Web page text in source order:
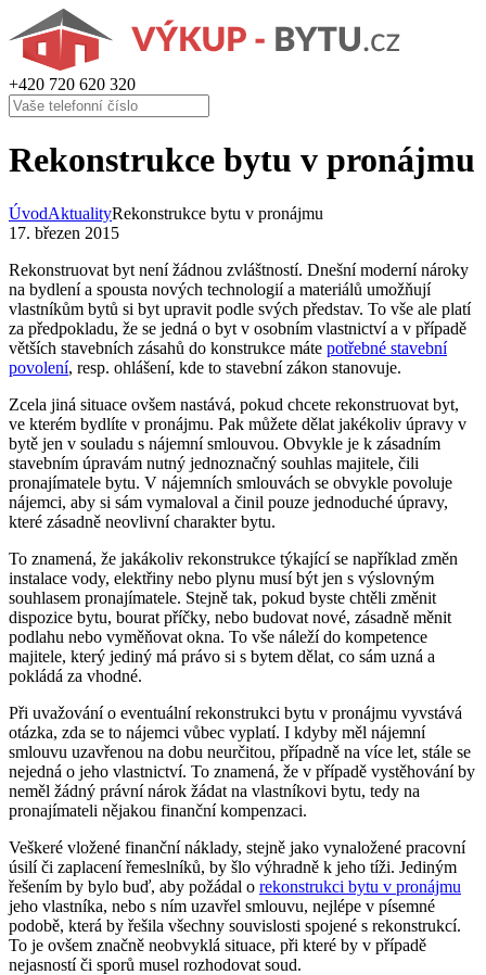
+420 720 620 320
Rekonstrukce bytu v pronájmu
ÚvodAktualityRekonstrukce bytu v pronájmu
17. březen 2015
Rekonstruovat byt není žádnou zvláštností. Dnešní moderní nároky
na bydlení a spousta nových technologií a materiálů umožňují
vlastníkům bytů si byt upravit podle svých představ. To vše ale platí
za předpokladu, že se jedná o byt v osobním vlastnictví a v případě
větších stavebních zásahů do konstrukce máte potřebné stavební
povolení, resp. ohlášení, kde to stavební zákon stanovuje.
Zcela jiná situace ovšem nastává, pokud chcete rekonstruovat byt,
ve kterém bydlíte v pronájmu. Pak můžete dělat jakékoliv úpravy v
bytě jen v souladu s nájemní smlouvou. Obvykle je k zásadním
stavebním úpravám nutný jednoznačný souhlas majitele, čili
pronajímatele bytu. V nájemních smlouvách se obvykle povoluje
nájemci, aby si sám vymaloval a činil pouze jednoduché úpravy,
které zásadně neovlivní charakter bytu.
To znamená, že jakákoliv rekonstrukce týkající se například změn
instalace vody, elektřiny nebo plynu musí být jen s výslovným
souhlasem pronajímatele. Stejně tak, pokud byste chtěli změnit
dispozice bytu, bourat příčky, nebo budovat nové, zásadně měnit
podlahu nebo vyměňovat okna. To vše náleží do kompetence
majitele, který jediný má právo si s bytem dělat, co sám uzná a
pokládá za vhodné.
Při uvažování o eventuální rekonstrukci bytu v pronájmu vyvstává
otázka, zda se to nájemci vůbec vyplatí. I kdyby měl nájemní
smlouvu uzavřenou na dobu neurčitou, případně na více let, stále se
nejedná o jeho vlastnictví. To znamená, že v případě vystěhování by
neměl žádný právní nárok žádat na vlastníkovi bytu, tedy na
pronajímateli nějakou finanční kompenzaci.
Veškeré vložené finanční náklady, stejně jako vynaložené pracovní
úsilí či zaplacení řemeslníků, by šlo výhradně k jeho tíži. Jediným
řešením by bylo buď, aby požádal o rekonstrukci bytu v pronájmu
jeho vlastníka, nebo s ním uzavřel smlouvu, nejlépe v písemné
podobě, která by řešila všechny souvislosti spojené s rekonstrukcí.
To je ovšem značně neobvyklá situace, při které by v případě
nejasností či sporů musel rozhodovat soud.